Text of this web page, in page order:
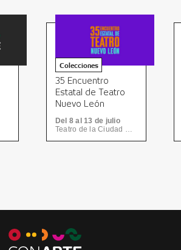
Colecciones
35 Encuentro
Estatal de Teatro
Nuevo León
Del 8 al 13 de julio
Teatro de la Ciudad y Teatro del Centro de las Artes